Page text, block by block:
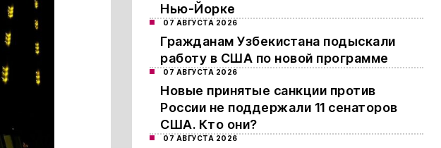
Нью-Йорке
07 АВГУСТА 2026
Гражданам Узбекистана подыскали
работу в США по новой программе
07 АВГУСТА 2026
Новые принятые санкции против
России не поддержали 11 сенаторов
США. Кто они?
07 АВГУСТА 2026